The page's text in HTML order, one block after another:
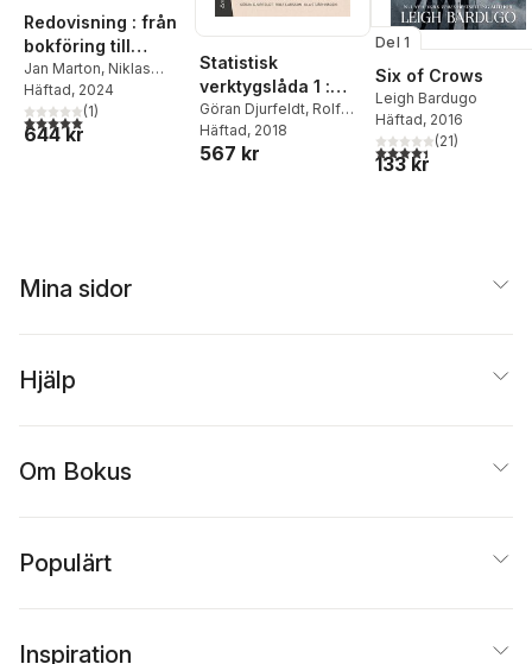
Redovisning : från
bokföring till
analys
Jan Marton, Niklas
Sandell ,Anna-Karin
Stockenstrand
Häftad, 2024
5,0utav 5 stjärnor. Totalt antal röster:
(1)
644 kr
Statistisk
verktygslåda 1 :
samhällsvetenskap
lig orsaksanalys
med kvantitativa
Göran Djurfeldt, Rolf
Larsson ,Ola
Stjärnhagen
Häftad, 2018
567 kr
Del 1
Six of Crows
Leigh Bardugo
Häftad, 2016
4,4utav 5 stjärnor.
(21)
133 kr
Mina sidor
Hjälp
Om Bokus
Populärt
Inspiration